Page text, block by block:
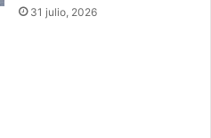
31 julio, 2026